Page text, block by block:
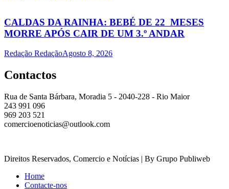
CALDAS DA RAINHA: BEBÉ DE 22 MESES
MORRE APÓS CAIR DE UM 3.º ANDAR
Redação RedaçãoAgosto 8, 2026
Contactos
Rua de Santa Bárbara, Moradia 5 - 2040-228 - Rio Maior
243 991 096
969 203 521
comercioenoticias@outlook.com
Direitos Reservados, Comercio e Notícias | By Grupo Publiweb
Home
Contacte-nos